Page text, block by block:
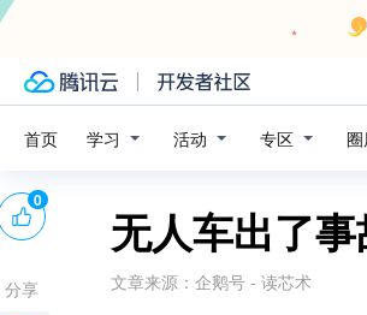
首页 学习 活动 专区
无人车出了
文章来源： 企鹅号 - 读芯术
0
分享